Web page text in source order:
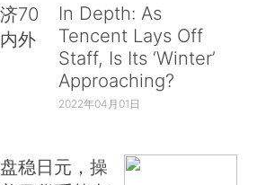
70
外
In Depth: As
Tencent Lays Off
Staff, Is Its ‘Winter’
Approaching?
2022年04月01日
稳日元，操